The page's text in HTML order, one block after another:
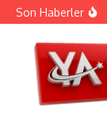
İçeriğe atla
Son Haberler